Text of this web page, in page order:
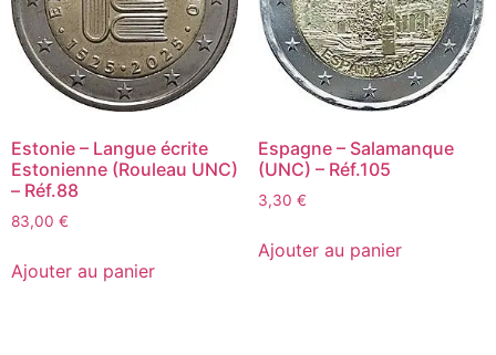
Estonie – Langue écrite
Estonienne (Rouleau UNC)
– Réf.88
83,00 €
Ajouter au panier
Espagne – Salamanque
(UNC) – Réf.105
3,30 €
Ajouter au panier